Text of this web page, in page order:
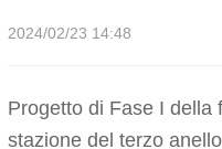
2024/02/23 14:48
Progetto di Fase I della
stazione del terzo